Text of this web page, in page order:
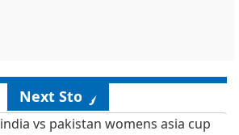
Next Story
india vs pakistan womens asia cup